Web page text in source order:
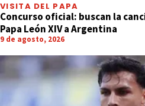
VISITA DEL PAPA
Concurso oficial: buscan la
Papa León XIV a Argentina
9 de agosto, 2026